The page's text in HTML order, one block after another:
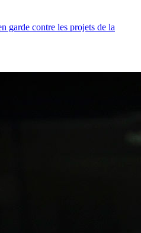
garde contre les projets de la